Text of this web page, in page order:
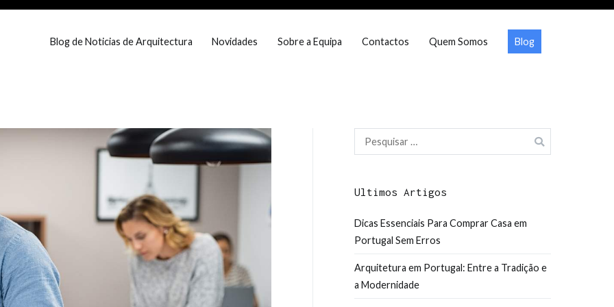
prestigio em Portugal
Blog de Noticias de Arquitectura Novidades Sobre a Equipa Contactos Quem Somos Blog
Pesquisar
por:
Ultimos Artigos
Dicas Essenciais Para Comprar Casa em
Portugal Sem Erros
Arquitetura em Portugal: Entre a Tradição e
a Modernidade